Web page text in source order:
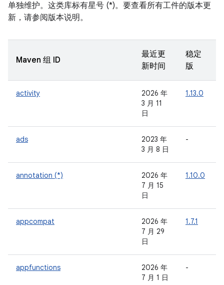
单独维护。这类库标有星号 (*)。要查看所有工件的版本更
新，请参阅版本说明。
Maven 组 ID
最近更
新时间
稳定
版
activity
2026 年
3 月 11
日
1.13.0
ads
2023 年
3 月 8 日
-
annotation (*)
2026 年
7 月 15
日
1.10.0
appcompat
2026 年
7 月 29
日
1.7.1
appfunctions
2026 年
7 月 1 日
-